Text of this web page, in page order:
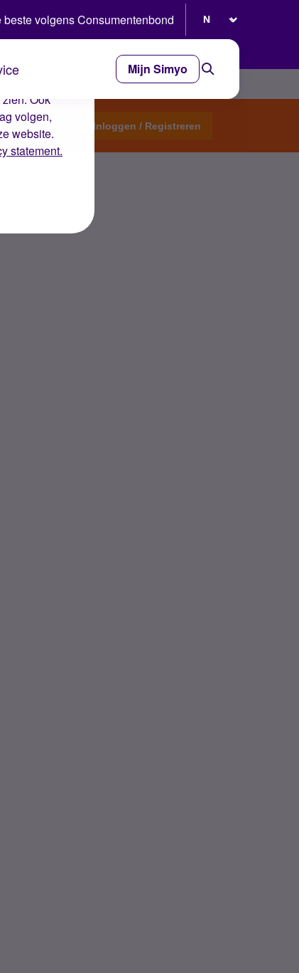
op de
Ook
volgen,
website.
statement.
beste volgens Consumentenbond
Mijn Simyo
een topic Inloggen / Registreren